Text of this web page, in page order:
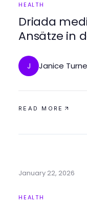
HEALTH
Driada
Ansätze in
J Janice
READ MORE
January 22, 2026
HEALTH